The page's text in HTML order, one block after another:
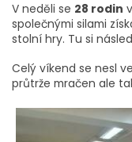
V neděli se 28 rodin
společnými silami
stolní hry. Tu si
Celý víkend se nesl
průtrže mračen ale